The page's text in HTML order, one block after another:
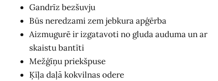
Gandrīz bezšuvju
Būs neredzami zem jebkura apģērba
Aizmugurē ir izgatavoti no gluda auduma un ar
skaistu bantīti
Mežģīņu priekšpuse
Ķīļa daļā kokvilnas odere